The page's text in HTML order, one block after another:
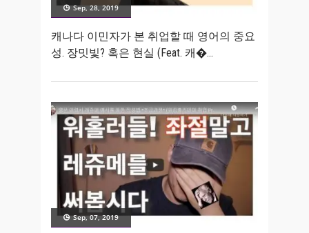
Sep, 28, 2019
캐나다 이민자가 본 취업할 때 영어의 중요
성. 장밋빛? 혹은 현실 (Feat. 캐�
Sep, 07, 2019